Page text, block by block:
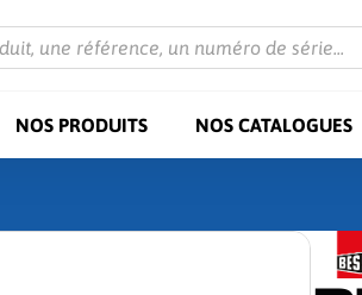
une référence, un numéro de série...
NOS PRODUITS NOS CATALOGUES